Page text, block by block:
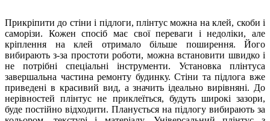
Прикріпити до стіни і підлоги, плінтус можна на клей, скоби і
саморізи. Кожен спосіб має свої переваги і недоліки, але
кріплення на клей отримало більше поширення. Його
вибирають з-за простоти роботи, можна встановити швидко і
не потрібні спеціальні інструменти. Установка плінтуса
завершальна частина ремонту будинку. Стіни та підлога вже
приведені в красивий вид, а значить ідеально вирівняні. До
нерівностей плінтус не приклеїться, будуть широкі зазори,
буде постійно відходити. Планується на підлогу вибирають за